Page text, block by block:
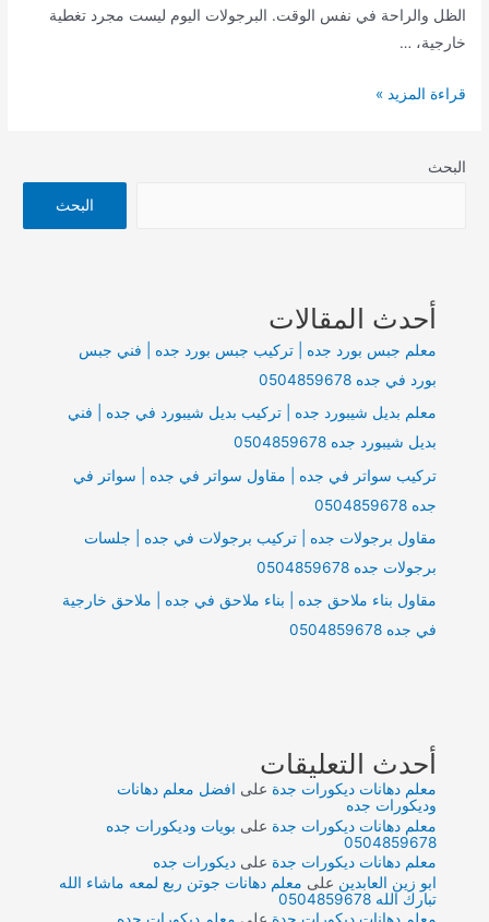
الظل والراحة في نفس الوقت. البرجولات اليوم ليست مجرد تغطية
خارجية، …
مقاول
|
0504859678
قراءة المزيد »
البحث
البحث
أحدث المقالات
معلم جبس بورد جده | تركيب جبس بورد جده | فني جبس
بورد في جده 0504859678
معلم بديل شيبورد جده | تركيب بديل شيبورد في جده | فني
بديل شيبورد جده 0504859678
تركيب سواتر في جده | مقاول سواتر في جده | سواتر في
جده 0504859678
مقاول برجولات جده | تركيب برجولات في جده | جلسات
برجولات جده 0504859678
مقاول بناء ملاحق جده | بناء ملاحق في جده | ملاحق خارجية
في جده 0504859678
أحدث التعليقات
معلم دهانات ديكورات جدة على افضل معلم دهانات
وديكورات جده
معلم دهانات ديكورات جدة على بويات وديكورات جده
0504859678
معلم دهانات ديكورات جدة علىديكورات جده
ابو زين العابدين على معلم دهانات جوتن ربع لمعه ماشاء الله
تبارك الله 0504859678